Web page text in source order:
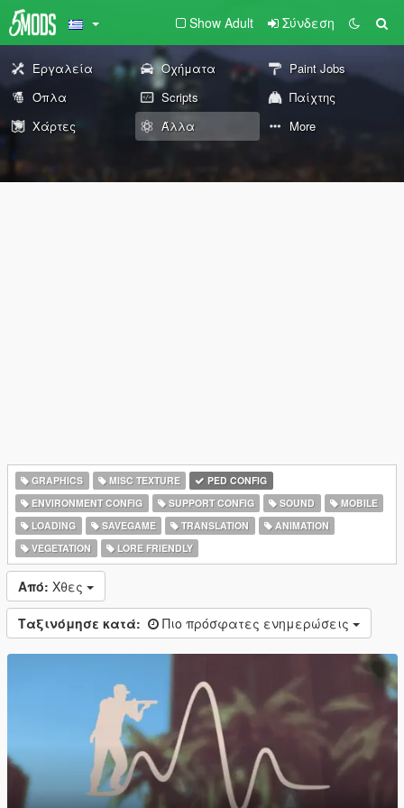
Show Adult Σύνδεση
Εργαλεία Οχήματα
Paint Jobs
Όπλα
Scripts
Παίχτης
Χάρτες
Άλλα More
GRAPHICS MISC TEXTURE
PED CONFIG
ENVIRONMENT CONFIG
SUPPORT CONFIG SOUND
MOBILE
LOADING
SAVEGAME TRANSLATION
ANIMATION
VEGETATION
LORE FRIENDLY
Από: Χθες
Ταξινόμησε κατά: Πιο πρόσφατες ενημερώσεις